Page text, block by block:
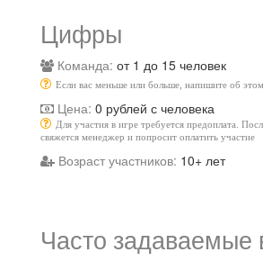
Цифры
Команда: от 1 до 15 человек
Если вас меньше или больше, напишите об
Цена: 0 рублей с человека
Для участия в игре требуется предоплата.
свяжется менеджер и попросит оплатить участие
Возраст участников: 10+ лет
Часто задаваемые